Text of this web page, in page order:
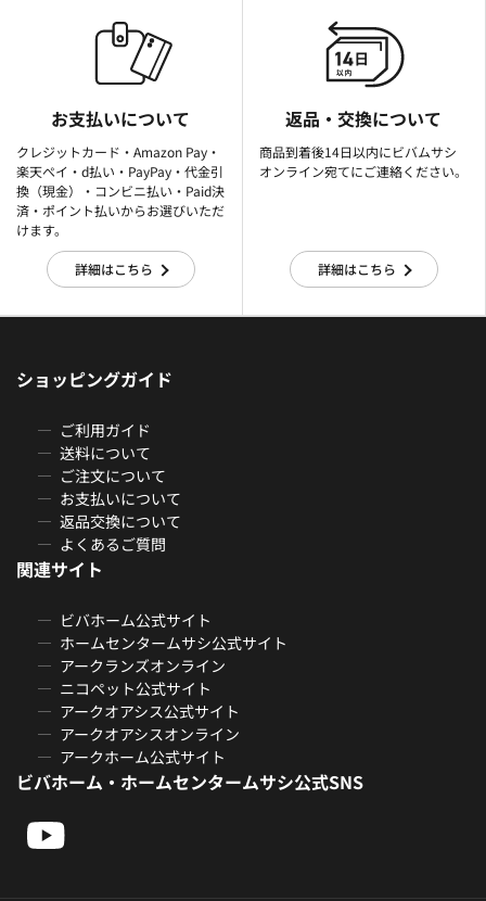
お支払いについて
クレジットカード・Amazon Pay・
楽天ぺイ・d払い・PayPay・代金引
換（現金）・コンビニ払い・Paid決
済・ポイント払いからお選びいただ
けます。
詳細はこちら
返品・交換について
商品到着後14日以内にビバムサシ
オンライン宛てにご連絡ください。
詳細はこちら
ショッピングガイド
ご利用ガイド
送料について
ご注文について
お支払いについて
返品交換について
よくあるご質問
関連サイト
ビバホーム公式サイト
ホームセンタームサシ公式サイト
アークランズオンライン
ニコペット公式サイト
アークオアシス公式サイト
アークオアシスオンライン
アークホーム公式サイト
ビバホーム・ホームセンタームサシ公式SNS